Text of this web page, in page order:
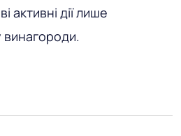
активні дії лише